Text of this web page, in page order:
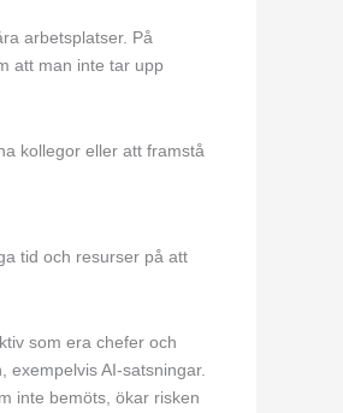
arbetsplatser. På
att man inte tar upp
kollegor eller att framstå
tid och resurser på att
som era chefer och
AI-satsningar.
inte bemöts, ökar risken